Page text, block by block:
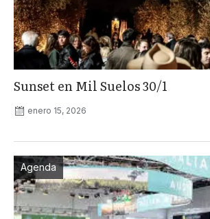
Sunset en Mil Suelos 30/1
enero 15, 2026
Agenda